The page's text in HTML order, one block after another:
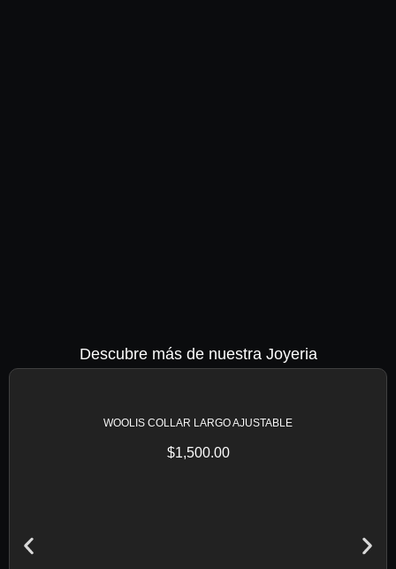
Descubre más de nuestra Joyeria
WOOLIS COLLAR LARGO AJUSTABLE
$1,500.00